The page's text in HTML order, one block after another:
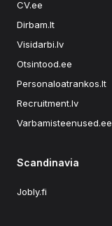
CV.ee
Dirbam.lt
Visidarbi.lv
Otsintood.ee
Personaloatrankos.lt
Recruitment.lv
Varbamisteenused.ee
Scandinavia
Jobly.fi